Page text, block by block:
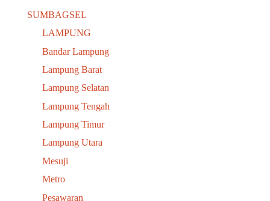
SUMBAGSEL
LAMPUNG
Bandar Lampung
Lampung Barat
Lampung Selatan
Lampung Tengah
Lampung Timur
Lampung Utara
Mesuji
Metro
Pesawaran